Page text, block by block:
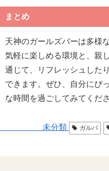
まとめ
天神のガールズバーは多様
気軽に楽しめる環境と、親
通じて、リフレッシュした
できます。ぜひ、自分にぴ
な時間を過ごしてみてくださ
未分類 ガルバ